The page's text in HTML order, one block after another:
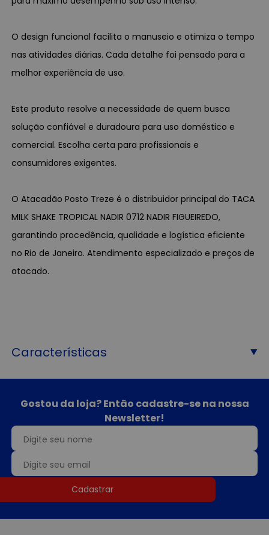
O design funcional facilita o manuseio e otimiza o tempo
nas atividades diárias. Cada detalhe foi pensado para a
melhor experiência de uso.
Este produto resolve a necessidade de quem busca
solução confiável e duradoura para uso doméstico e
comercial. Escolha certa para profissionais e
consumidores exigentes.
O Atacadão Posto Treze é o distribuidor principal do TACA
MILK SHAKE TROPICAL NADIR 0712 NADIR FIGUEIREDO,
garantindo procedência, qualidade e logística eficiente
no Rio de Janeiro. Atendimento especializado e preços de
atacado.
Características
Gostou da loja? Então cadastre-se na nossa
Newsletter!
Cadastrar